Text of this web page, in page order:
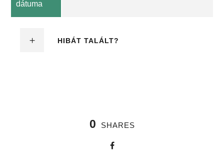
dátuma
HIBÁT TALÁLT?
0 SHARES